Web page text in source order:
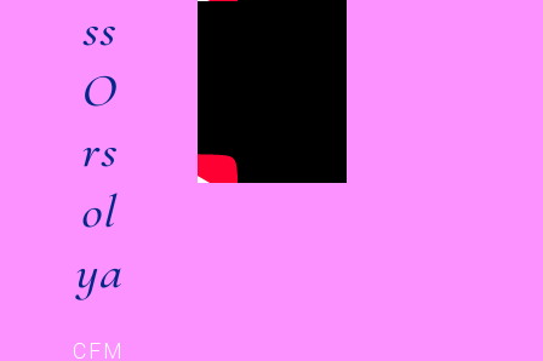
ss
O
rs
ol
ya
CFM